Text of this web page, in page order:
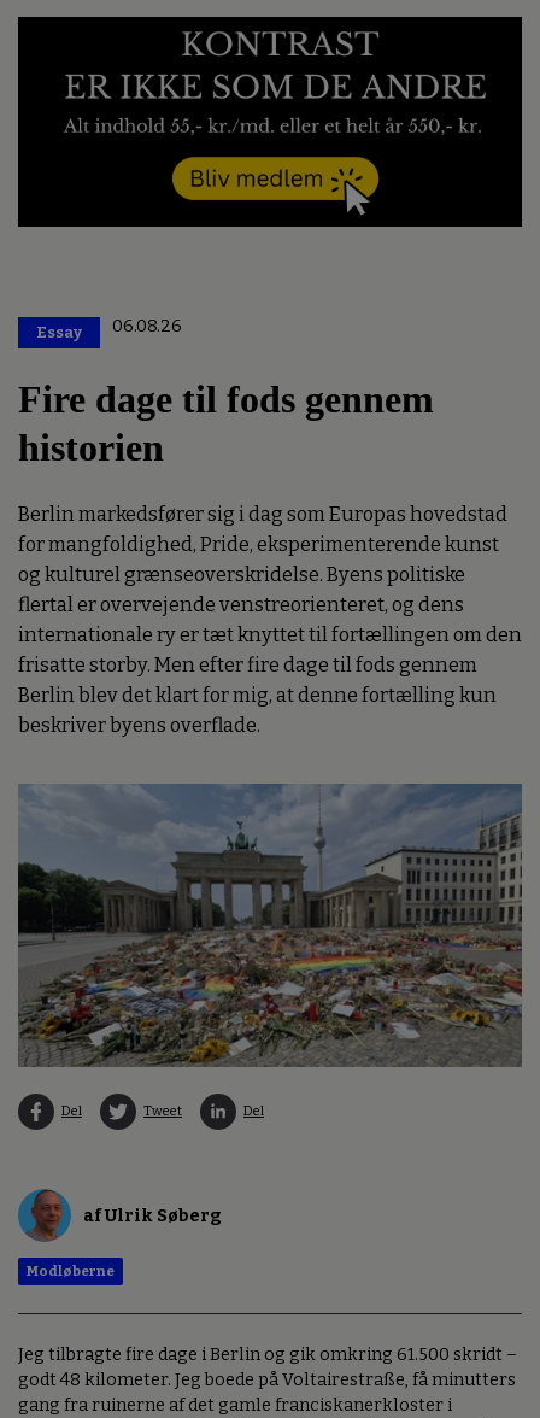
Essay 06.08.26
Fire dage til fods gennem
historien
Berlin markedsfører sig i dag som Europas hovedstad
for mangfoldighed, Pride, eksperimenterende kunst
og kulturel grænseoverskridelse. Byens politiske
flertal er overvejende venstreorienteret, og dens
internationale ry er tæt knyttet til fortællingen om den
frisatte storby. Men efter fire dage til fods gennem
Berlin blev det klart for mig, at denne fortælling kun
beskriver byens overflade.
Del Tweet Del
af Ulrik Søberg
Modløberne
Jeg tilbragte fire dage i Berlin og gik omkring 61.500 skridt –
godt 48 kilometer. Jeg boede på Voltairestraße, få minutters
gang fra ruinerne af det gamle franciskanerkloster i